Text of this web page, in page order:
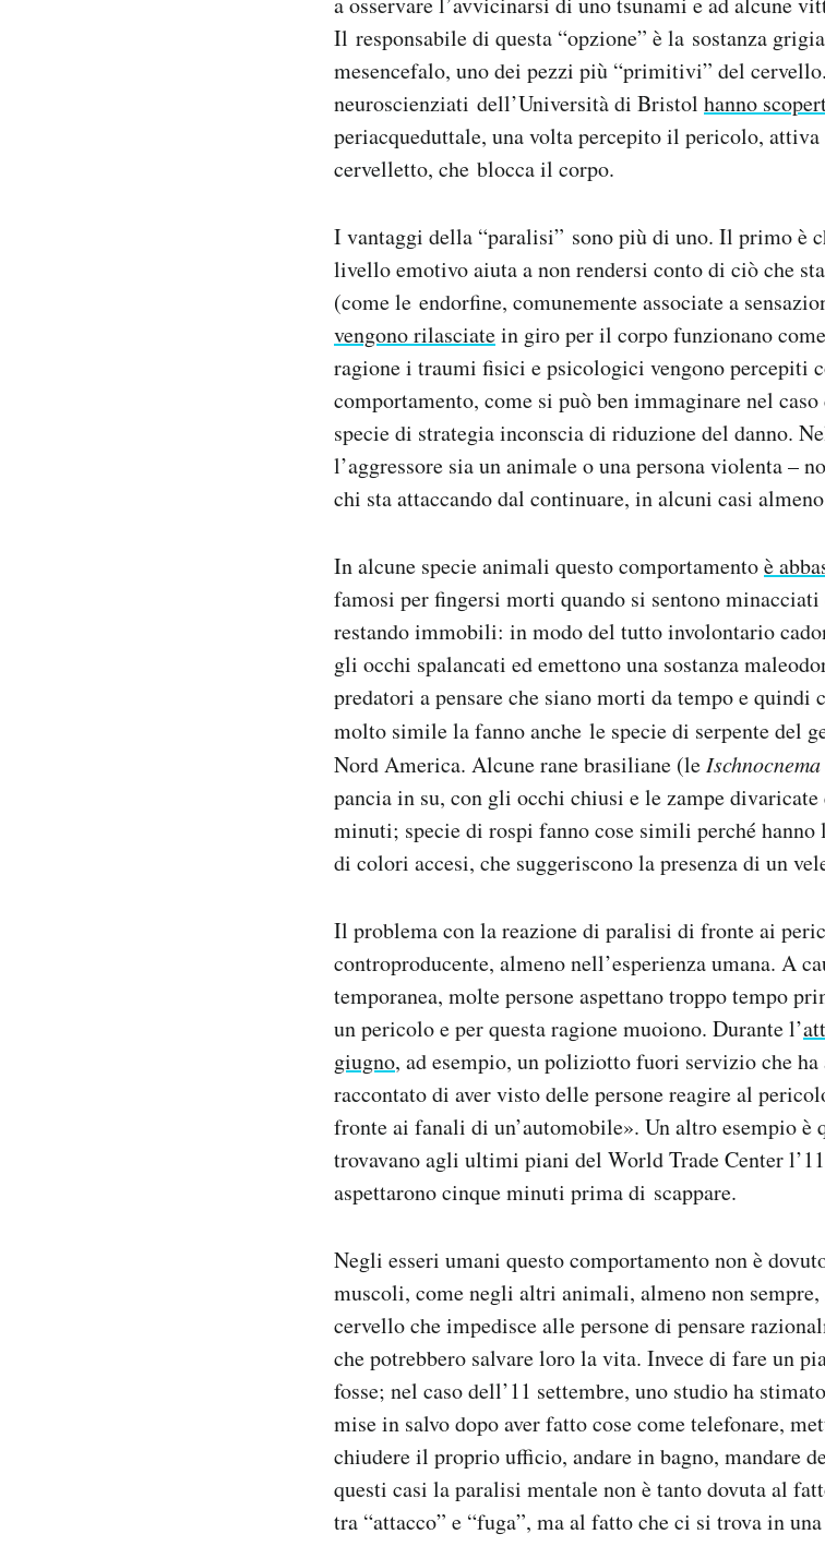
Il responsabile di questa “opzione” è la sostanza
mesencefalo, uno dei pezzi più “primitivi” del
neuroscienziati dell’Università di Bristol hanno
periacqueduttale, una volta percepito il pericolo,
cervelletto, che blocca il corpo.
I vantaggi della “paralisi” sono più di uno. Il primo è
livello emotivo aiuta a non rendersi conto di ciò che
(come le endorfine, comunemente associate a
vengono rilasciatein giro per il corpo funzionano
ragione i traumi fisici e psicologici vengono percepiti
comportamento, come si può ben immaginare nel
specie di strategia inconscia di riduzione del danno.
l’aggressore sia un animale o una persona violenta –
chi sta attaccando dal continuare, in alcuni casi
In alcune specie animali questo comportamentoè
famosi per fingersi morti quando si sentono
restando immobili: in modo del tutto involontario
gli occhi spalancati ed emettono una sostanza
predatori a pensare che siano morti da tempo e quindi
molto simile la fanno anche le specie di serpente del
Nord America. Alcune rane brasiliane (le
pancia in su, con gli occhi chiusi e le zampe
minuti; specie di rospi fanno cose simili perché hanno
di colori accesi, che suggeriscono la presenza di un
Il problema con la reazione di paralisi di fronte ai
controproducente, almeno nell’esperienza umana. A
temporanea, molte persone aspettano troppo tempo
un pericolo e per questa ragione muoiono. Durante l’
giugno, ad esempio, un poliziotto fuori servizio che
raccontato di aver visto delle persone reagire al
fronte ai fanali di un’automobile». Un altro esempio è
trovavano agli ultimi piani del World Trade Center
aspettarono cinque minuti prima di scappare.
Negli esseri umani questo comportamento non è
muscoli, come negli altri animali, almeno non
cervello che impedisce alle persone di pensare
che potrebbero salvare loro la vita. Invece di fare un
fosse; nel caso dell’11 settembre, uno studio ha
mise in salvo dopo aver fatto cose come telefonare,
chiudere il proprio ufficio, andare in bagno, mandare
questi casi la paralisi mentale non è tanto dovuta al
tra “attacco” e “fuga”, ma al fatto che ci si trova in